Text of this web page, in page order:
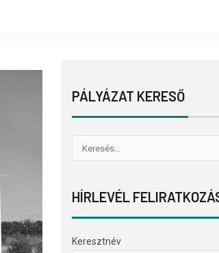
PÁLYÁZAT KERESŐ
HÍRLEVÉL
Keresztnév